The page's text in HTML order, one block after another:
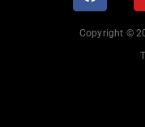
Copyright ©